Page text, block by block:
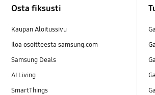
Osta fiksusti
Kaupan Aloitussivu
Iloa osoitteesta samsung.com
Samsung Deals
AI Living
SmartThings